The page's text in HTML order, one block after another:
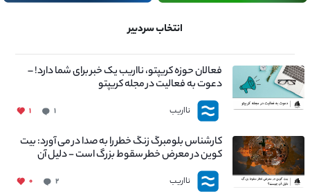
انتخاب سردبیر
فعالان حوزه کریپتو، نااریب یک خبر برای شما دارد! –
دعوت به فعالیت در مجله کریپتو
نااریب ۱ ۱
کارشناس بلومبرگ زنگ خطر را به صدا در می آورد: بیت
کوین در معرض خطر سقوط بزرگ است - دلیل آن
چیست؟
نااریب ۲ ۰